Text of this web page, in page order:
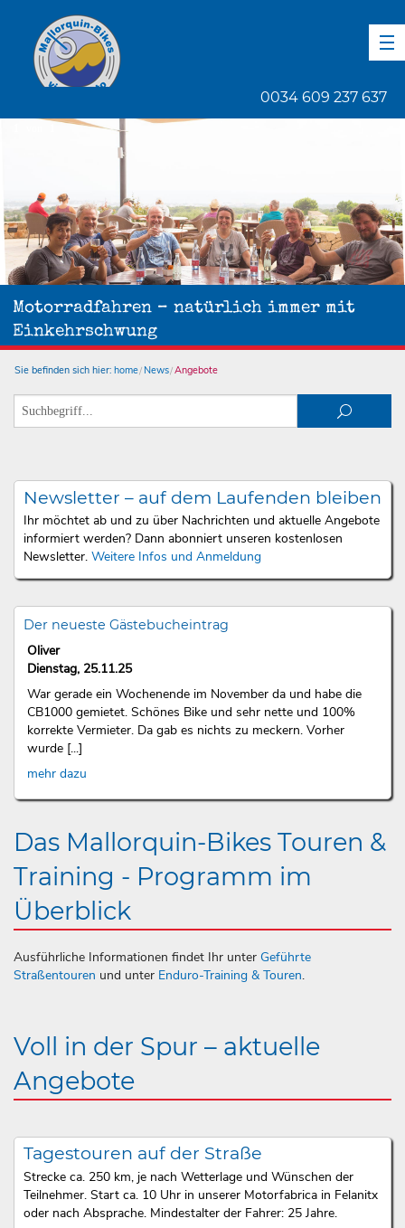
0034 609 237 637
Motorradfahren – natürlich immer mit
Einkehrschwung
Sie befinden sich hier: home News Angebote
Newsletter – auf dem Laufenden bleiben
Ihr möchtet ab und zu über Nachrichten und aktuelle Angebote
informiert werden? Dann abonniert unseren kostenlosen
Newsletter. Weitere Infos und Anmeldung
Der neueste Gästebucheintrag
Oliver
Dienstag, 25.11.25
War gerade ein Wochenende im November da und habe die
CB1000 gemietet. Schönes Bike und sehr nette und 100%
korrekte Vermieter. Da gab es nichts zu meckern. Vorher
wurde [...]
mehr dazu
Das Mallorquin-Bikes Touren &
Training - Programm im
Überblick
Ausführliche Informationen findet Ihr unter Geführte
Straßentouren und unter Enduro-Training & Touren.
Voll in der Spur – aktuelle
Angebote
Tagestouren auf der Straße
Strecke ca. 250 km, je nach Wetterlage und Wünschen der
Teilnehmer. Start ca. 10 Uhr in unserer Motorfabrica in Felanitx
oder nach Absprache. Mindestalter der Fahrer: 25 Jahre.